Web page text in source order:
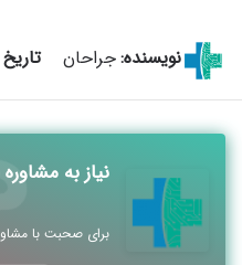
نویسنده:جراحان
نیاز به
برای صحبت با